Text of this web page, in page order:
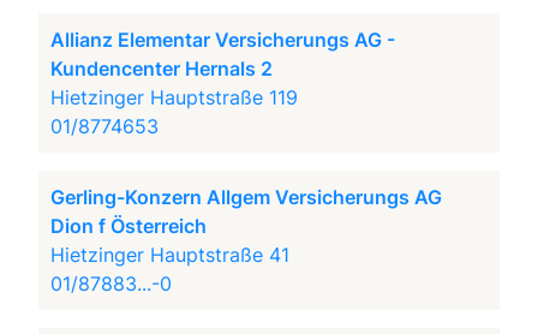
Allianz Elementar Versicherungs AG -
Kundencenter Hernals 2
Hietzinger Hauptstraße 119
01/8774653
Gerling-Konzern Allgem Versicherungs AG
Dion f Österreich
Hietzinger Hauptstraße 41
01/87883...-0